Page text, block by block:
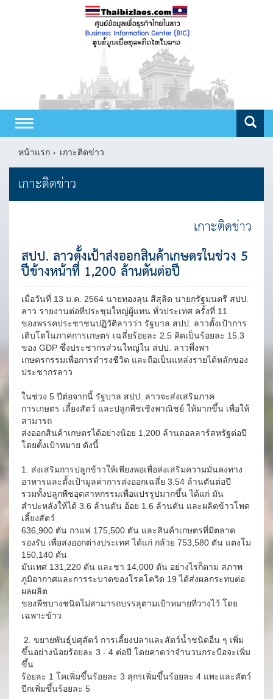
Toggle
navigation
หน้าแรก
เกาะติดข่าว
เกาะติดข่าว
เกาะติดข่าว
สปป. ลาวตั้งเป้าส่งออกสินค้าเกษตรในช่วง 5
ปีข้างหน้าที่ 1,200 ล้านตันต่อปี
เมื่อวันที่ 13 ม.ค. 2564 นายทองลุน สีสุลิด นายกรัฐมนตรี สปป.
ลาว รายงานต่อที่ประชุมใหญ่ผู้แทน ทั่วประเทศ ครั้งที่ 11
ของพรรคประชาชนปฏิวัติลาวว่า รัฐบาล สปป. ลาวตั้งเป้าการ
เติบโตในภาคการเกษตร เฉลี่ยร้อยละ 2.5 คิดเป็นร้อยละ 15.3
ของ GDP ซึ่งประชากรส่วนใหญ่ใน สปป. ลาวพึ่งพา
เกษตรกรรมเพื่อการดำรงชีวิต และถือเป็นแหล่งรายได้หลักของ
ประชากรลาว
ในช่วง 5 ปีต่อจากนี้ รัฐบาล สปป. ลาวจะส่งเสริมภาค
การเกษตร เลี้ยงสัตว์ และปลูกพืชเชิงพาณิชย์ ให้มากขึ้น เพื่อให้
สามารถ
ส่งออกสินค้าเกษตรได้อย่างน้อย 1,200 ล้านดอลลาร์สหรัฐต่อปี
โดยตั้งเป้าหมาย ดังนี้
1. ส่งเสริมการปลูกข้าวให้เพียงพอเพื่อส่งเสริมความมั่นคงทาง
อาหารและตั้งเป้ามูลค่าการส่งออกเฉลี่ย 3.54 ล้านตันต่อปี
รวมทั้งปลูกพืชอุตสาหกรรมเพื่อแปรรูปมากขึ้น ได้แก่ มัน
สำปะหลังให้ได้ 3.6 ล้านตัน อ้อย 1.6 ล้านตัน และผลิตข้าวโพด
เลี้ยงสัตว์
636,900 ตัน กาแฟ 175,500 ตัน และสินค้าเกษตรที่มีตลาด
รองรับ เพื่อส่งออกต่างประเทศ ได้แก่ กล้วย 753,580 ตัน แตงโม
150,140 ตัน
มันเทศ 131,220 ตัน และชา 14,000 ตัน อย่างไรก็ตาม สภาพ
ภูมิอากาศและการระบาดของโรคโควิด 19 ได้ส่งผลกระทบต่อ
ผลผลิต
ของพืชบางชนิดไม่สามารถบรรลุตามเป้าหมายที่วางไว้ โดย
เฉพาะข้าว
2. ขยายพันธุ์ปศุสัตว์ การเลี้ยงปลาและสัตว์น้ำชนิดอื่น ๆ เพิ่ม
ขึ้นอย่างน้อยร้อยละ 3 - 4 ต่อปี โดยคาดว่าจำนวนกระบือจะเพิ่ม
ขึ้น
ร้อยละ 1 โคเพิ่มขึ้นร้อยละ 3 สุกรเพิ่มขึ้นร้อยละ 4 แพะและสัตว์
ปีกเพิ่มขึ้นร้อยละ 5